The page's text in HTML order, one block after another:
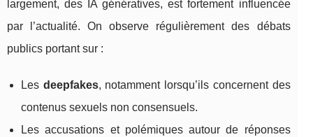
largement, des IA génératives, est fortement influencée
par l’actualité. On observe régulièrement des débats
publics portant sur :
Les deepfakes, notamment lorsqu’ils concernent des
contenus sexuels non consensuels.
Les accusations et polémiques autour de réponses